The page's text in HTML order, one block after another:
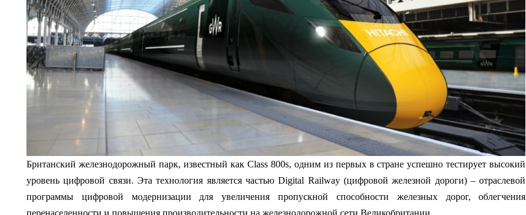
Британский железнодорожный парк, известный как Class 800s, одним из первых в стране успешно тестирует высокий
уровень цифровой связи. Эта технология является частью Digital Railway (цифровой железной дороги) – отраслевой
программы цифровой модернизации для увеличения пропускной способности железных дорог, облегчения
перенаселенности и повышения производительности на железнодорожной сети Великобритании.